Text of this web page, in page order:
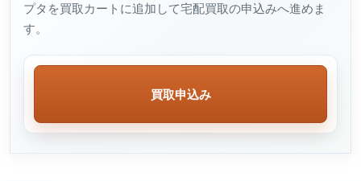
プタを買取カートに追加して宅配買取の申込みへ進めま
す。
買取申込み